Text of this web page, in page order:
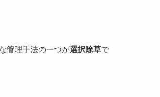
管理手法の一つが選択除草で